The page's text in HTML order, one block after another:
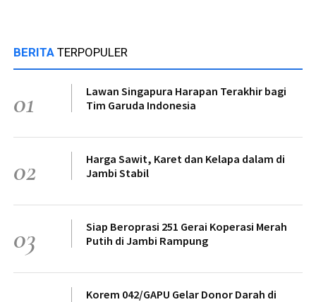
BERITA TERPOPULER
01
Lawan Singapura Harapan Terakhir bagi
Tim Garuda Indonesia
02
Harga Sawit, Karet dan Kelapa dalam di
Jambi Stabil
03
Siap Beroprasi 251 Gerai Koperasi Merah
Putih di Jambi Rampung
Korem 042/GAPU Gelar Donor Darah di